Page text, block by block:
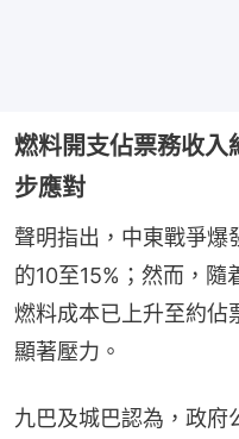
燃料開支佔票務收
步應對
聲明指出，中東戰爭爆
的10至15%；然而，隨
燃料成本已上升至約佔
顯著壓力。
九巴及城巴認為，政府